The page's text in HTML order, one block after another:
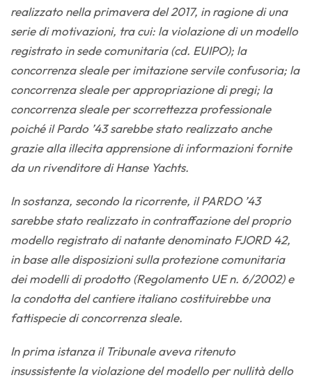
realizzato nella primavera del 2017, in ragione di una
serie di motivazioni, tra cui: la violazione di un modello
registrato in sede comunitaria (cd. EUIPO); la
concorrenza sleale per imitazione servile confusoria; la
concorrenza sleale per appropriazione di pregi; la
concorrenza sleale per scorrettezza professionale
poiché il Pardo ’43 sarebbe stato realizzato anche
grazie alla illecita apprensione di informazioni fornite
da un rivenditore di Hanse Yachts.
In sostanza, secondo la ricorrente, il PARDO ’43
sarebbe stato realizzato in contraffazione del proprio
modello registrato di natante denominato FJORD 42,
in base alle disposizioni sulla protezione comunitaria
dei modelli di prodotto (Regolamento UE n. 6/2002) e
la condotta del cantiere italiano costituirebbe una
fattispecie di concorrenza sleale.
In prima istanza il Tribunale aveva ritenuto
insussistente la violazione del modello per nullità dello